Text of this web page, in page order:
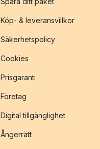
Köp- & leveransvillkor
Säkerhetspolicy
Cookies
Prisgaranti
Företag
Digital tillgänglighet
Ångerrätt